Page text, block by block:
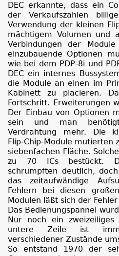
DEC erkannte, dass ein
der Verkaufszahlen
Verwendung der kleinen
mächtigem Volumen und
Verbindungen der
einzubauende Optionen
wie bei dem PDP-8i und
DEC ein internes
die Module an einen im
Kabinett zu placieren.
Fortschritt. Erweiterungen
Der Einbau von Optionen
sein und man
Verdrahtung mehr. Die
Flip-Chip-Module mutierten
siebenfachen Fläche.
zu 70 ICs bestückt.
schrumpften deutlich,
das zeitaufwändige
Fehlern bei diesen
Modulen läßt sich der
Das Bedienungspannel
Nur noch ein zweizeiliges
untere Zeile ist
verschiedener Zustände
So entstand 1970 der